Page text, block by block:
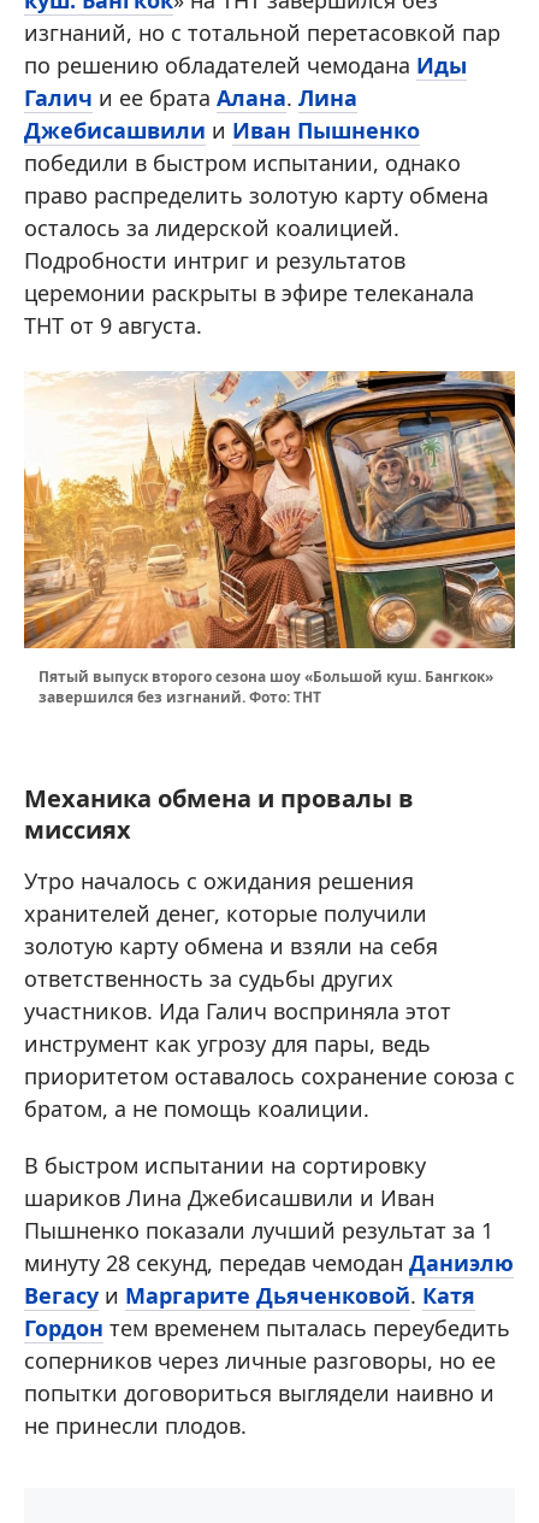
изгнаний, но с тотальной перетасовкой пар
по решению обладателей чемодана Иды
Галич и ее брата Алана. Лина
Джебисашвили и Иван Пышненко
победили в быстром испытании, однако
право распределить золотую карту обмена
осталось за лидерской коалицией.
Подробности интриг и результатов
церемонии раскрыты в эфире телеканала
ТНТ от 9 августа.
Пятый выпуск второго сезона шоу «Большой куш. Бангкок»
завершился без изгнаний. Фото: ТНТ
Механика обмена и провалы в
миссиях
Утро началось с ожидания решения
хранителей денег, которые получили
золотую карту обмена и взяли на себя
ответственность за судьбы других
участников. Ида Галич восприняла этот
инструмент как угрозу для пары, ведь
приоритетом оставалось сохранение союза с
братом, а не помощь коалиции.
В быстром испытании на сортировку
шариков Лина Джебисашвили и Иван
Пышненко показали лучший результат за 1
минуту 28 секунд, передав чемодан Даниэлю
Вегасу и Маргарите Дьяченковой. Катя
Гордон тем временем пыталась переубедить
соперников через личные разговоры, но ее
попытки договориться выглядели наивно и
не принесли плодов.